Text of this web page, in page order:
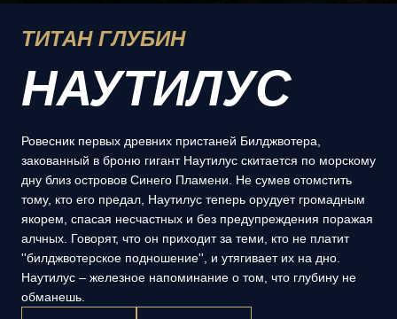
ТИТАН ГЛУБИН
НАУТИЛУС
Ровесник первых древних пристаней Билджвотера,
закованный в броню гигант Наутилус скитается по морскому
дну близ островов Синего Пламени. Не сумев отомстить
тому, кто его предал, Наутилус теперь орудует громадным
якорем, спасая несчастных и без предупреждения поражая
алчных. Говорят, что он приходит за теми, кто не платит
''билджвотерское подношение'', и утягивает их на дно.
Наутилус – железное напоминание о том, что глубину не
обманешь.